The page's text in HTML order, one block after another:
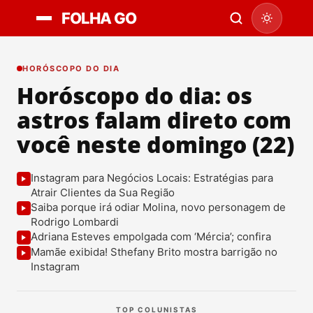
FOLHA GO
HORÓSCOPO DO DIA
Horóscopo do dia: os
astros falam direto com
você neste domingo (22)
Instagram para Negócios Locais: Estratégias para
Atrair Clientes da Sua Região
Saiba porque irá odiar Molina, novo personagem de
Rodrigo Lombardi
Adriana Esteves empolgada com ‘Mércia’; confira
Mamãe exibida! Sthefany Brito mostra barrigão no
Instagram
TOP COLUNISTAS